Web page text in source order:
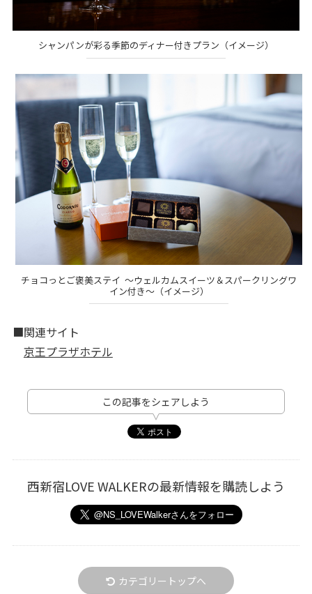
シャンパンが彩る季節のディナー付きプラン（イメージ）
チョコっとご褒美ステイ ～ウェルカムスイーツ＆スパークリングワ
イン付き～（イメージ）
■関連サイト
京王プラザホテル
この記事をシェアしよう
西新宿LOVE WALKERの最新情報を購読しよう
カテゴリートップへ